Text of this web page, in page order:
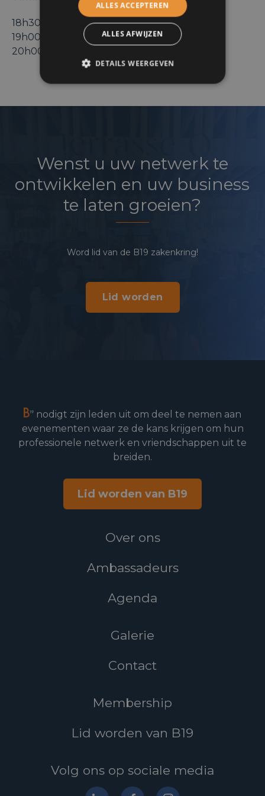
18h30-19h00 : Accueil & Drink
19h00-20h00 : Conférence
20h00-21h00 : Networking & Drink
Wenst u uw netwerk te
ontwikkelen en uw business
te laten groeien?
Word lid van de B19 zakenkring!
Lid worden
nodigt zijn leden uit om deel te nemen aan
evenementen waar ze de kans krijgen om hun
professionele netwerk en vriendschappen uit te
breiden.
Lid worden van B19
Over ons
Ambassadeurs
Agenda
Galerie
Contact
Membership
Lid worden van B19
Volg ons op sociale media
ALLES ACCEPTEREN
ALLES AFWIJZEN
DETAILS WEERGEVEN